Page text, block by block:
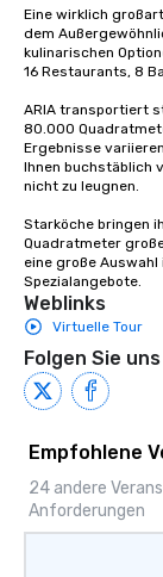
Eine wirklich
dem
kulinarischen
16 Restaurants, 8
ARIA transportiert
80.000
Ergebnisse
Ihnen buchstäblich
nicht zu leugnen.
Starköche bringen
Quadratmeter
eine große
Spezialangebote.
Weblinks
Virtuelle Tour
Folgen Sie uns
Empfohlene
24 andere
Anforderungen